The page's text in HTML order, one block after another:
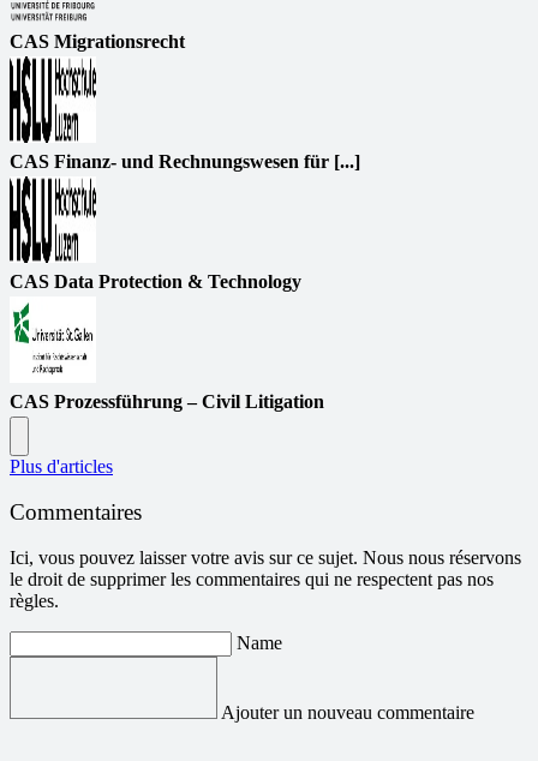
CAS Migrationsrecht
CAS Finanz- und Rechnungswesen für [...]
CAS Data Protection & Technology
CAS Prozessführung – Civil Litigation
Plus d'articles
Commentaires
Ici, vous pouvez laisser votre avis sur ce sujet. Nous nous réservons
le droit de supprimer les commentaires qui ne respectent pas nos
règles.
Name
Ajouter un nouveau commentaire